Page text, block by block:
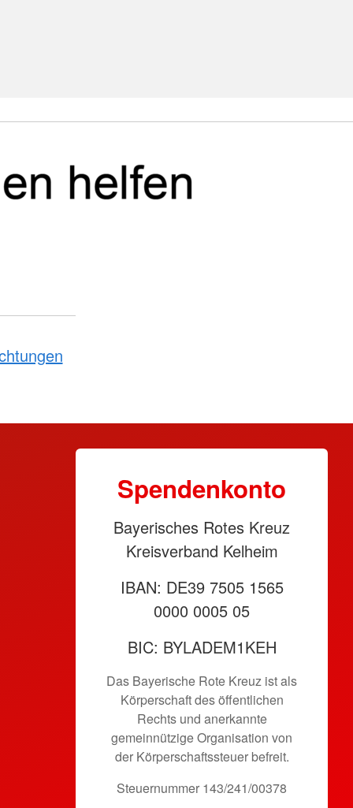
Spen­den­konto
Bayerisches Rotes Kreuz
Kreisverband Kelheim
IBAN: DE39 7505 1565
0000 0005 05
BIC: BYLADEM1KEH
Das Bayerische Rote Kreuz ist als
Körperschaft des öffentlichen
Rechts und anerkannte
gemeinnützige Organisation von
der Körper­schafts­steuer befreit.
Steuernummer 143/241/00378